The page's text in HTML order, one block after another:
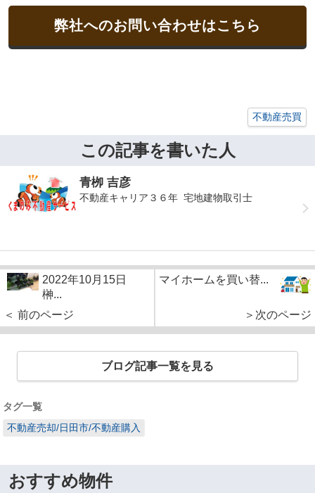
弊社へのお問い合わせはこちら
不動産売買
この記事を書いた人
青栁 吉彦
不動産キャリア３６年 宅地建物取引士
2022年10月15日
榊...
＜ 前のページ
マイホームを買い替...
＞次のページ
ブログ記事一覧を見る
タグ一覧
不動産売却/日田市/不動産購入
おすすめ物件